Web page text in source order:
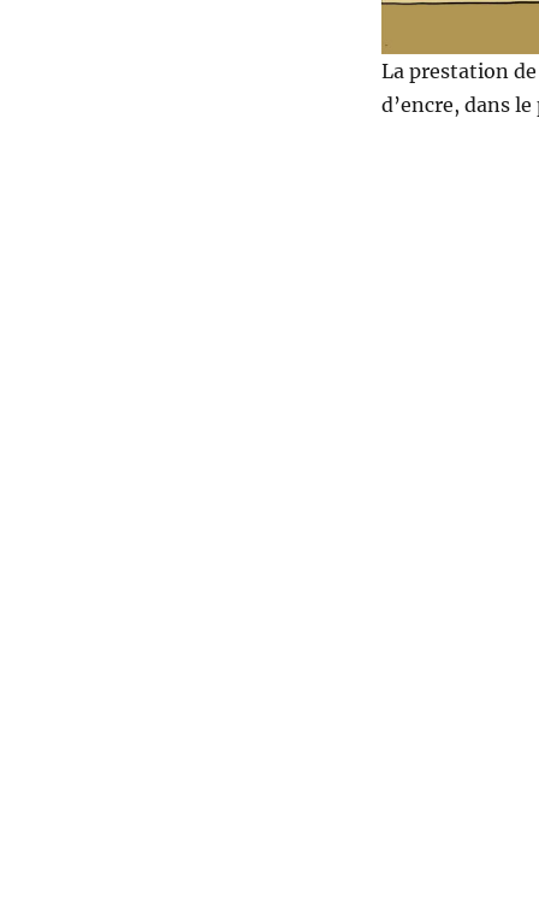
La prestation
d’encre, dans